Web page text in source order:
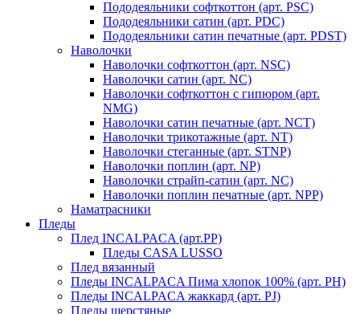
Пододеяльники софткоттон (арт. PSC)
Пододеяльники сатин (арт. PDC)
Пододеяльники сатин печатные (арт. PDST)
Наволочки
Наволочки софткоттон (арт. NSC)
Наволочки сатин (арт. NC)
Наволочки софткоттон с гипюром (арт.
NMG)
Наволочки сатин печатные (арт. NCT)
Наволочки трикотажные (арт. NT)
Наволочки стеганные (арт. STNP)
Наволочки поплин (арт. NP)
Наволочки страйп-сатин (арт. NC)
Наволочки поплин печатные (арт. NPP)
Наматрасники
Пледы
Плед INCALPACA (арт.PP)
Пледы CASA LUSSO
Плед вязанный
Пледы INCALPACA Пима хлопок 100% (арт. PH)
Пледы INCALPACA жаккард (арт. PJ)
Пледы шерстяные